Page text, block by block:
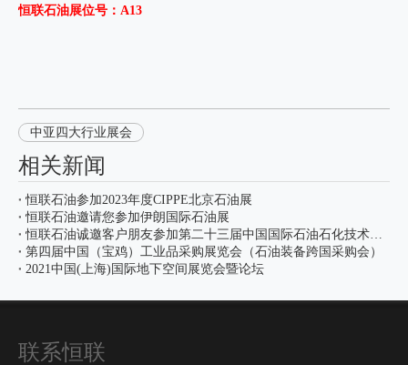
恒联石油展位号：A13
中亚四大行业展会
相关新闻
恒联石油参加2023年度CIPPE北京石油展
恒联石油邀请您参加伊朗国际石油展
第四届中国（宝鸡）工业品采购展览会（石油装备跨国采购会）
2021中国(上海)国际地下空间展览会暨论坛
联系恒联